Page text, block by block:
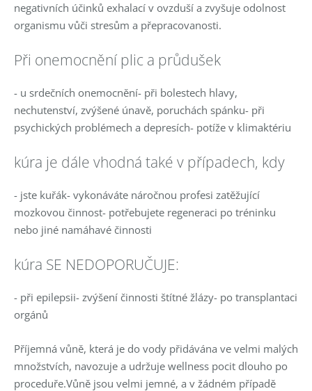
negativních účinků exhalací v ovzduší a zvyšuje odolnost
organismu vůči stresům a přepracovanosti.
Při onemocnění plic a průdušek
- u srdečních onemocnění- při bolestech hlavy,
nechutenství, zvýšené únavě, poruchách spánku- při
psychických problémech a depresích- potíže v klimaktériu
kúra je dále vhodná také v případech, kdy
- jste kuřák- vykonáváte náročnou profesi zatěžující
mozkovou činnost- potřebujete regeneraci po tréninku
nebo jiné namáhavé činnosti
kúra SE NEDOPORUČUJE:
- při epilepsii- zvýšení činnosti štítné žlázy- po transplantaci
orgánů
Příjemná vůně, která je do vody přidávána ve velmi malých
množstvích, navozuje a udržuje wellness pocit dlouho po
proceduře.Vůně jsou velmi jemné, a v žádném případě